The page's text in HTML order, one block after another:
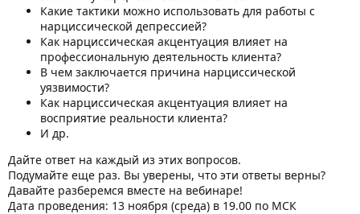
Какие тактики можно использовать для работы с
нарциссической депрессией?
Как нарциссическая акцентуация влияет на
профессиональную деятельность клиента?
В чем заключается причина нарциссической
уязвимости?
Как нарциссическая акцентуация влияет на
восприятие реальности клиента?
И др.
Дайте ответ на каждый из этих вопросов.
Подумайте еще раз. Вы уверены, что эти ответы верны?
Давайте разберемся вместе на вебинаре!
Дата проведения: 13 ноября (среда) в 19.00 по МСК